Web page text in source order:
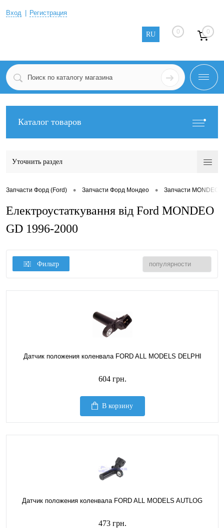
Вход Регистрация
RU 0 0
Каталог товаров
Уточнить раздел
Запчасти Форд (Ford) • Запчасти Форд Мондео • Запчасти MONDEO
Електроустаткування від Ford MONDEO
GD 1996-2000
Фильтр
Датчик положения коленвала FORD ALL MODELS DELPHI
604 грн.
В корзину
Датчик положения коленвала FORD ALL MODELS AUTLOG
473 грн.